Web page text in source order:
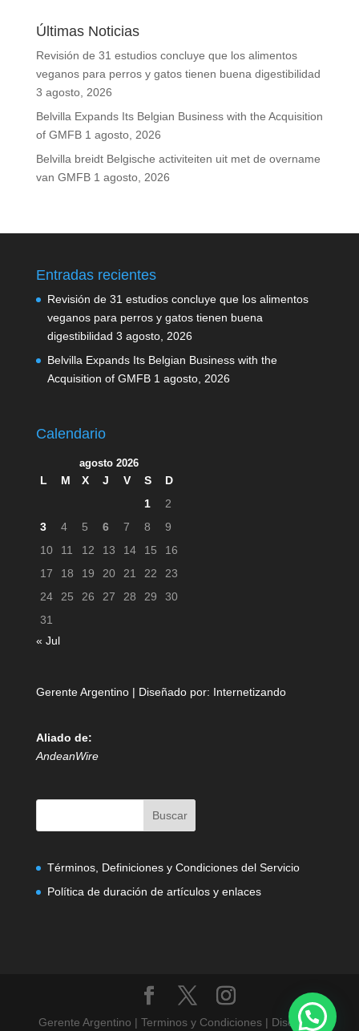
Últimas Noticias
Revisión de 31 estudios concluye que los alimentos
veganos para perros y gatos tienen buena digestibilidad
3 agosto, 2026
Belvilla Expands Its Belgian Business with the Acquisition
of GMFB 1 agosto, 2026
Belvilla breidt Belgische activiteiten uit met de overname
van GMFB 1 agosto, 2026
Entradas recientes
Revisión de 31 estudios concluye que los alimentos
veganos para perros y gatos tienen buena
digestibilidad 3 agosto, 2026
Belvilla Expands Its Belgian Business with the
Acquisition of GMFB 1 agosto, 2026
Calendario
agosto 2026
L M X J V S
D
1
2
3
4 5 6 7 8
9
10
11 12 13 14 15
16
17
18 19 20 21 22
23
24
25 26 27 28 29
30
31
« Jul
Gerente Argentino | Diseñado por: Internetizando
Aliado de:
AndeanWire
Términos, Definiciones y Condiciones del Servicio
Política de duración de artículos y enlaces
Gerente Argentino | Terminos y Condiciones | Diseñado